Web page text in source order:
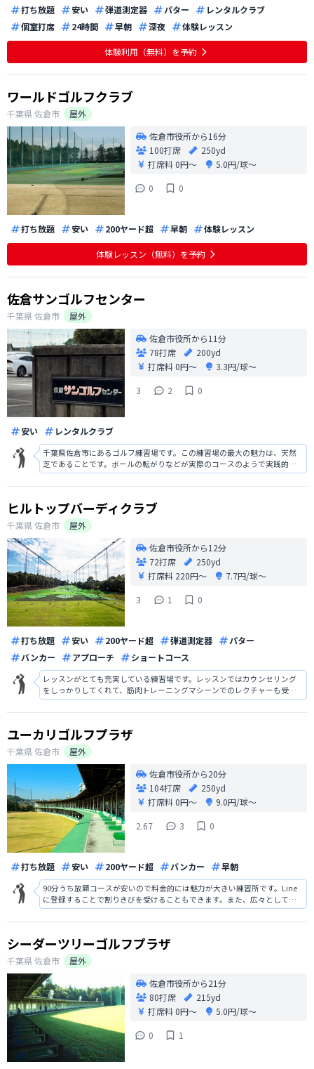
打ち放題 安い 弾道測定器 パター
レンタルクラブ
個室打席
24時間 早朝 深夜 体験レッスン
体験利用（無料）を予約
ワールドゴルフクラブ
千葉県佐倉市
屋外
佐倉市役所から16分
100打席
250yd
打席料0円〜
5.0円/球〜
0
0
打ち放題 安い 200ヤード超 早朝 体験レッスン
体験レッスン（無料）を予約
佐倉サンゴルフセンター
千葉県佐倉市
屋外
佐倉市役所から11分
78打席
200yd
打席料0円〜
3.3円/球〜
3
2 0
安い レンタルクラブ
千葉県佐倉市にあるゴルフ練習場です。この練習場の最大の魅力は、天然
芝であることです。ボールの転がりなどが実際のコースのようで実践的な
トレーニングが可能です。そして、天井部分にネットがないので開放的なの
も魅力と言えます。料金は売ったボールの数でカウントされますが、ボー
ヒルトップバーディクラブ
千葉県佐倉市
屋外
佐倉市役所から12分
72打席
250yd
打席料 220円〜
7.7円/球〜
3
1 0
打ち放題 安い 200ヤード超 弾道測定器
パター
バンカー
アプローチ ショートコース
レッスンがとても充実している練習場です。レッスンではカウンセリング
をしっかりしてくれて、筋肉トレーニングマシーンでのレクチャーも受け
られます。レッスンは初心者から上級者まで納得できるプログラム内容で
す。特に、アプローチやバンカーショットに関するレッスンが人気があり
ユーカリゴルフプラザ
千葉県佐倉市
屋外
佐倉市役所から20分
104打席
250yd
打席料0円〜
9.0円/球〜
2.67
3 0
打ち放題 安い 200ヤード超 バンカー 早朝
90分うち放題コースが安いので料金的には魅力が大きい練習所です。Line
に登録することで割りきびを受けることもできます。また、広々としてい
ますので、思い切りドライバーの練習ができるところも良いところです。
打席には特殊急襲マットが採用されているため手首や関節に優しいところ
シーダーツリーゴルフプラザ
千葉県佐倉市
屋外
佐倉市役所から21分
80打席
215yd
打席料0円〜
5.0円/球〜
0
1